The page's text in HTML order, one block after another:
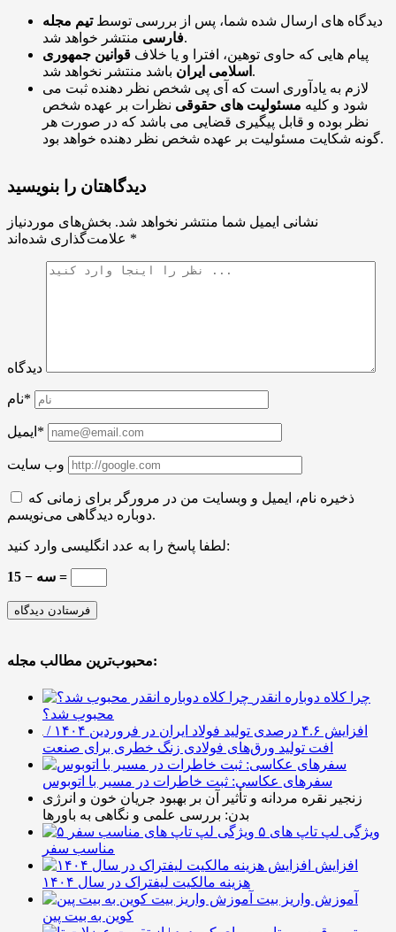
دیدگاه های ارسال شده شما، پس از بررسی توسطتیم مجله
فارسیمنتشر خواهد شد.
پیام هایی که حاوی توهین، افترا و یا خلاف قوانین جمهوری
اسلامی ایران باشد منتشر نخواهد شد.
لازم به یادآوری است که آی پی شخص نظر دهنده ثبت می
شود و کلیه مسئولیت های حقوقی نظرات بر عهده شخص
نظر بوده و قابل پیگیری قضایی می باشد که در صورت هر
گونه شکایت مسئولیت بر عهده شخص نظر دهنده خواهد بود.
دیدگاهتان را بنویسید
نشانی ایمیل شما منتشر نخواهد شد. بخش‌های موردنیاز
*
دیدگاه
نام*
ایمیل*
وب سایت
ذخیره نام، ایمیل و وبسایت من در مرورگر برای زمانی که
دوباره دیدگاهی می‌نویسم.
لطفا پاسخ را به عدد انگلیسی وارد کنید:
15 − سه =
محبوب‌ترین مطالب مجله:
چرا کلاه دوباره انقدر
محبوب شد؟
افزایش ۴.۶ درصدی تولید فولاد ایران در فروردین ۱۴۰۴ /
افت تولید ورق‌های فولادی زنگ خطری برای صنعت
سفرهای عکاسی: ثبت خاطرات در مسیر با اتوبوس
زنجیر نقره مردانه و تأثیر آن بر بهبود جریان خون و انرژی
بدن: بررسی علمی و نگاهی به باورها
۵ ویژگی لپ تاپ های
مناسب سفر
افزایش
هزینه مالکیت لیفتراک در سال ۱۴۰۴
آموزش واریز بیت
کوین به بیت پین